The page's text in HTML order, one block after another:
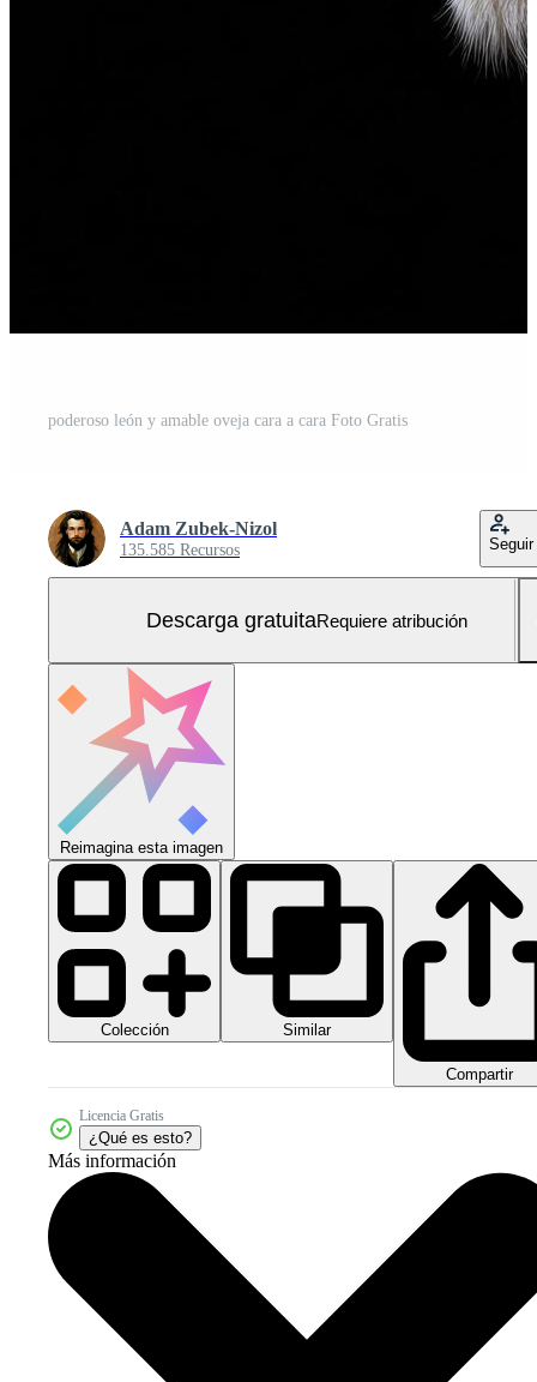
poderoso león y amable oveja cara a cara Foto Gratis
Adam Zubek-Nizol
135.585 Recursos Seguir
Descarga gratuitaRequiere atribución
Reimagina esta imagen
Colección Similar
Compartir
Licencia Gratis
¿Qué es esto?
Más información